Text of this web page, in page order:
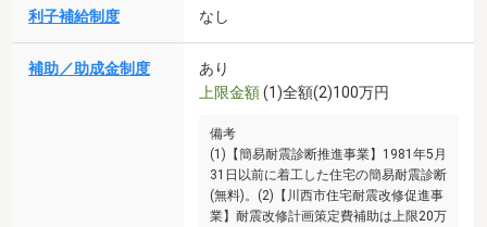
利子補給制度 なし
補助／助成金制度
あり
上限金額(1)全額(2)100万円
備考
(1)【簡易耐震診断推進事業】1981年5月
31日以前に着工した住宅の簡易耐震診断
(無料)。(2)【川西市住宅耐震改修促進事
業】耐震改修計画策定費補助は上限20万